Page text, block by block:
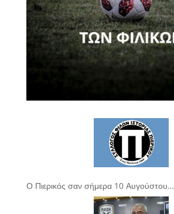
Ο Πιερικός σαν σήμερα 10 Αυγούστου…